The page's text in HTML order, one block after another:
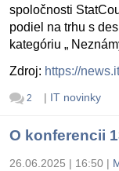
spoločnosti
podiel na trhu s
kategóriu „
Zdroj: https://
2 | IT novinky
O konferencii
26.06.2025 | 16:50 |